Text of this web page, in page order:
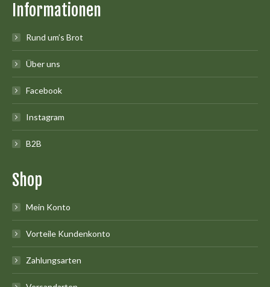
Informationen
Rund um’s Brot
Über uns
Facebook
Instagram
B2B
Shop
Mein Konto
Vorteile Kundenkonto
Zahlungsarten